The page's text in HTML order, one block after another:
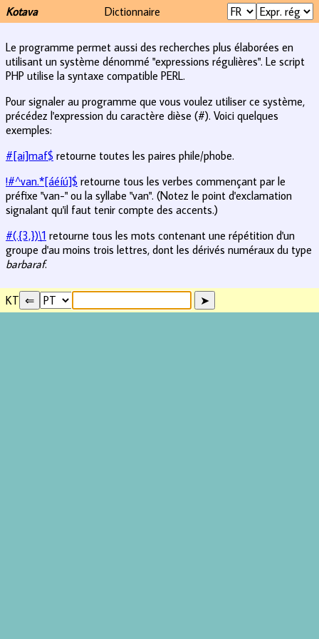
Kotava Dictionnaire
Le programme permet aussi des recherches plus élaborées en
utilisant un système dénommé "expressions régulières". Le script
PHP utilise la syntaxe compatible PERL.
Pour signaler au programme que vous voulez utiliser ce système,
précédez l'expression du caractère dièse (#). Voici quelques
exemples:
#[ai]maf$ retourne toutes les paires phile/phobe.
!#^van.*[áéíú]$ retourne tous les verbes commençant par le
préfixe "van-" ou la syllabe "van". (Notez le point d'exclamation
signalant qu'il faut tenir compte des accents.)
#(.{3,})\1 retourne tous les mots contenant une répétition d'un
groupe d'au moins trois lettres, dont les dérivés numéraux du type
barbaraf.
KT